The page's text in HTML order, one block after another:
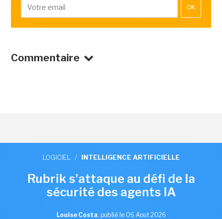
OK
Commentaire
LOGICIEL / INTELLIGENCE ARTIFICIELLE
Rubrik s'attaque au défi de la
sécurité des agents IA
Louise Costa, publié le 06 Aout 2026